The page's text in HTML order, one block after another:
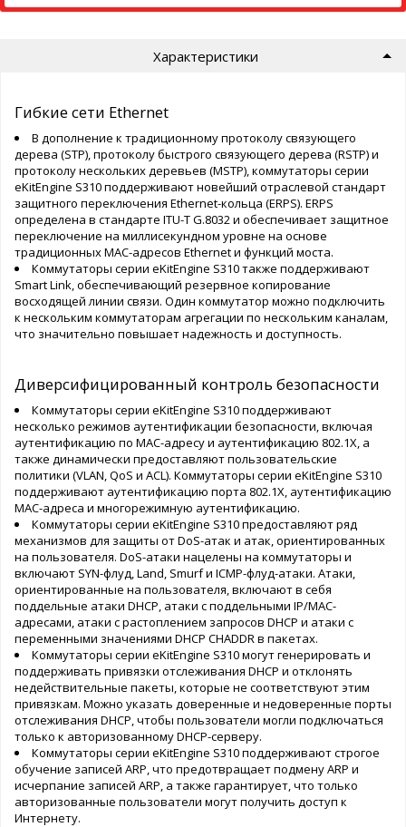
Характеристики
Гибкие сети Ethernet
В дополнение к традиционному протоколу связующего
дерева (STP), протоколу быстрого связующего дерева (RSTP) и
протоколу нескольких деревьев (MSTP), коммутаторы серии
eKitEngine S310 поддерживают новейший отраслевой стандарт
защитного переключения Ethernet-кольца (ERPS). ERPS
определена в стандарте ITU-T G.8032 и обеспечивает защитное
переключение на миллисекундном уровне на основе
традиционных MAC-адресов Ethernet и функций моста.
Коммутаторы серии eKitEngine S310 также поддерживают
Smart Link, обеспечивающий резервное копирование
восходящей линии связи. Один коммутатор можно подключить
к нескольким коммутаторам агрегации по нескольким каналам,
что значительно повышает надежность и доступность.
Диверсифицированный контроль безопасности
Коммутаторы серии eKitEngine S310 поддерживают
несколько режимов аутентификации безопасности, включая
аутентификацию по MAC-адресу и аутентификацию 802.1X, а
также динамически предоставляют пользовательские
политики (VLAN, QoS и ACL). Коммутаторы серии eKitEngine S310
поддерживают аутентификацию порта 802.1X, аутентификацию
MAC-адреса и многорежимную аутентификацию.
Коммутаторы серии eKitEngine S310 предоставляют ряд
механизмов для защиты от DoS-атак и атак, ориентированных
на пользователя. DoS-атаки нацелены на коммутаторы и
включают SYN-флуд, Land, Smurf и ICMP-флуд-атаки. Атаки,
ориентированные на пользователя, включают в себя
поддельные атаки DHCP, атаки с поддельными IP/MAC-
адресами, атаки с растоплением запросов DHCP и атаки с
переменными значениями DHCP CHADDR в пакетах.
Коммутаторы серии eKitEngine S310 могут генерировать и
поддерживать привязки отслеживания DHCP и отклонять
недействительные пакеты, которые не соответствуют этим
привязкам. Можно указать доверенные и недоверенные порты
отслеживания DHCP, чтобы пользователи могли подключаться
только к авторизованному DHCP-серверу.
Коммутаторы серии eKitEngine S310 поддерживают строгое
обучение записей ARP, что предотвращает подмену ARP и
исчерпание записей ARP, а также гарантирует, что только
авторизованные пользователи могут получить доступ к
Интернету.